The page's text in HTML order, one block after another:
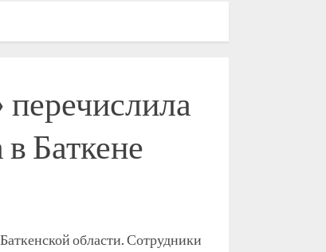
Баткене
области. Сотрудники